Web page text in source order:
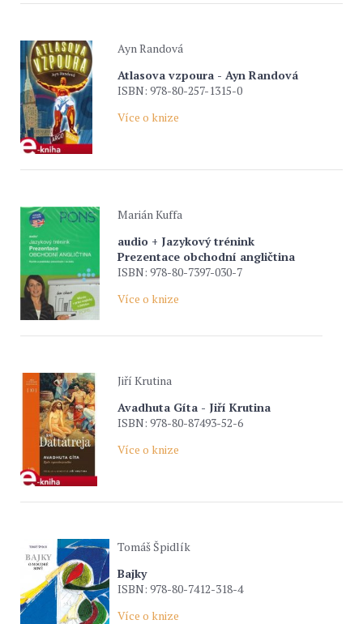
Ayn Randová
Atlasova vzpoura - Ayn Randová
ISBN: 978-80-257-1315-0
Více o knize
Marián Kuffa
audio + Jazykový trénink
Prezentace obchodní angličtina
ISBN: 978-80-7397-030-7
Více o knize
Jiří Krutina
Avadhuta Gíta - Jiří Krutina
ISBN: 978-80-87493-52-6
Více o knize
Tomáš Špidlík
Bajky
ISBN: 978-80-7412-318-4
Více o knize